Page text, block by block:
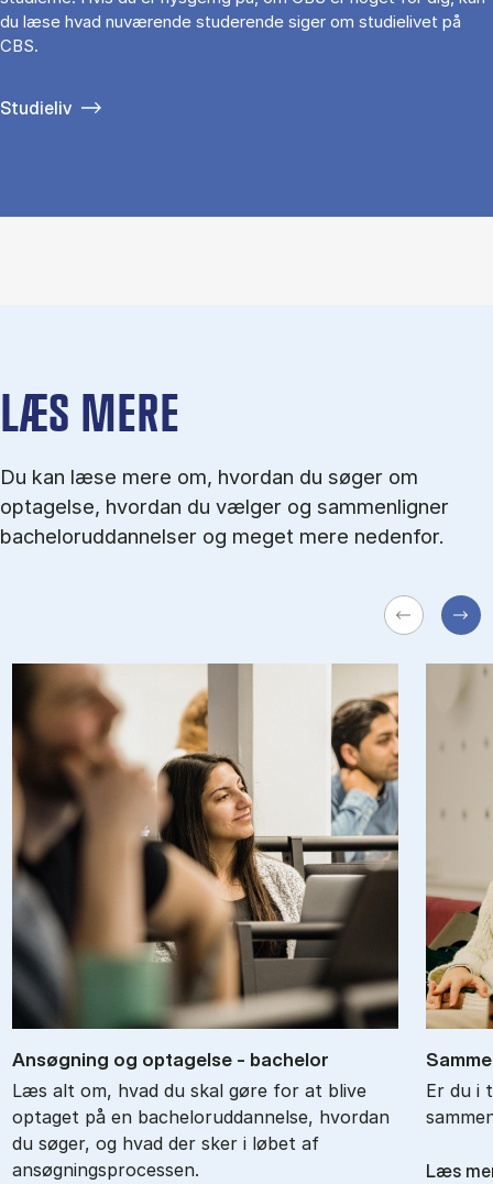
du læse hvad nuværende studerende siger om studielivet på
CBS.
Studieliv
LÆS MERE
Du kan læse mere om, hvordan du søger om
optagelse, hvordan du vælger og sammenligner
bacheloruddannelser og meget mere nedenfor.
An­søg­ning og op­ta­gel­se - ba­chel­or
Læs alt om, hvad du skal gøre for at blive
optaget på en bacheloruddannelse, hvordan
du søger, og hvad der sker i løbet af
ansøgningsprocessen.
Er du i
Læs